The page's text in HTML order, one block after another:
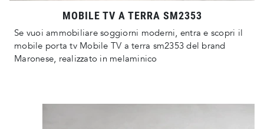
MOBILE TV A TERRA SM2353
Se vuoi ammobiliare soggiorni moderni, entra e scopri il
mobile porta tv Mobile TV a terra sm2353 del brand
Maronese, realizzato in melaminico